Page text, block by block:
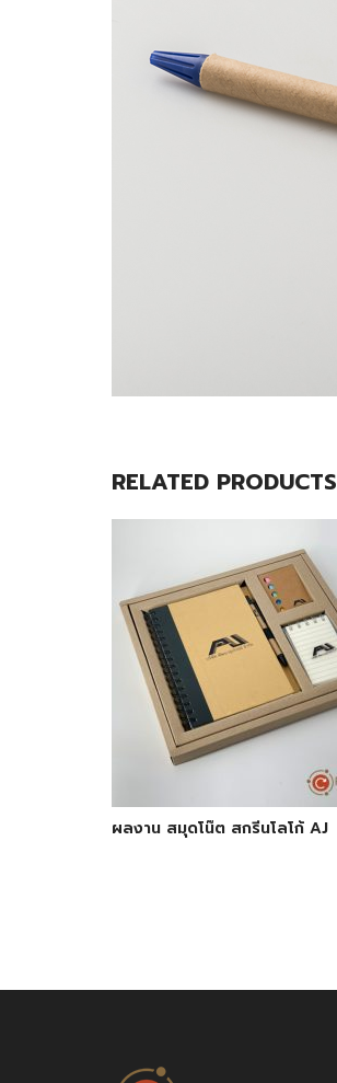
RELATED PRODUCTS
ผลงาน สมุดโน๊ต สกรีนโลโก้ AJ